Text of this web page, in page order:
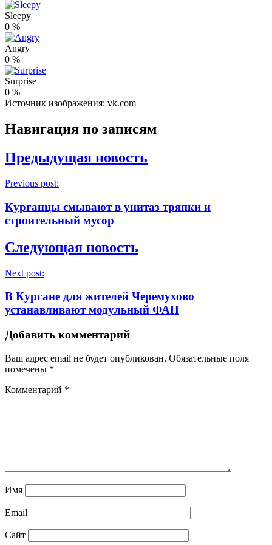
Sleepy
0 %
Angry
0 %
Surprise
0 %
Источник изображения: vk.com
Навигация по записям
Предыдущая новость
Previous post:
Курганцы смывают в унитаз тряпки и
строительный мусор
Следующая новость
Next post:
В Кургане для жителей Черемухово
устанавливают модульный ФАП
Добавить комментарий
Ваш адрес email не будет опубликован. Обязательные поля
помечены *
Комментарий *
Имя
Email
Сайт